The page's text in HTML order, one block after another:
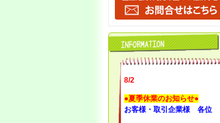
8/2
●夏季休業のお知らせ●
お客様・取引企業様 各位